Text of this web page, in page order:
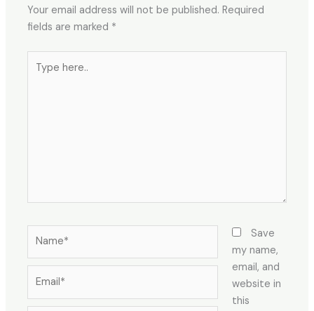
Your email address will not be published. Required
fields are marked *
here..
Save
my name,
email, and
website in
this